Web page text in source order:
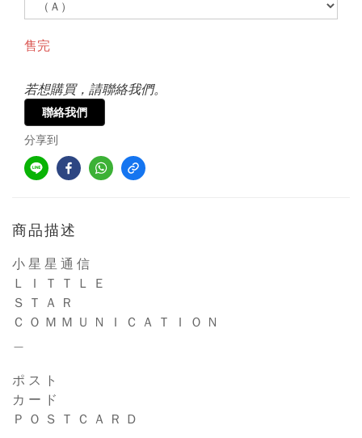
售完
若想購買，請聯絡我們。
聯絡我們
分享到
商品描述
小 星 星 通 信
Ｌ Ｉ Ｔ Ｔ Ｌ Ｅ
Ｓ Ｔ Ａ Ｒ
Ｃ Ｏ Ｍ Ｍ Ｕ Ｎ Ｉ Ｃ Ａ Ｔ Ｉ Ｏ Ｎ
ポ ス ト
カ ー ド
Ｐ Ｏ Ｓ Ｔ Ｃ Ａ Ｒ Ｄ